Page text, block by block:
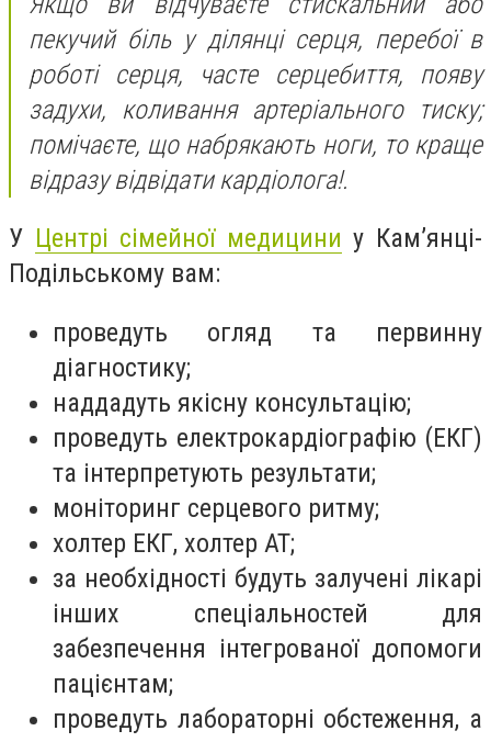
пекучий біль у ділянці серця, перебої в
роботі серця, часте серцебиття, появу
задухи, коливання артеріального тиску;
помічаєте, що набрякають ноги, то краще
відразу відвідати кардіолога!.
У Центрі сімейної медицини у Кам’янці-
Подільському вам:
проведуть огляд та первинну
діагностику;
наддадуть якісну консультацію;
проведуть електрокардіографію (ЕКГ)
та інтерпретують результати;
моніторинг серцевого ритму;
холтер ЕКГ, холтер АТ;
за необхідності будуть залучені лікарі
інших спеціальностей для
забезпечення інтегрованої допомоги
пацієнтам;
проведуть лабораторні обстеження, а